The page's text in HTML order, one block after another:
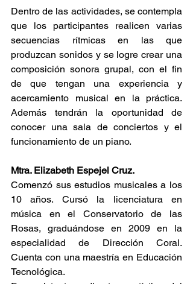
Dentro de las actividades, se contempla
que los participantes realicen varias
secuencias rítmicas en las que
produzcan sonidos y se logre crear una
composición sonora grupal, con el fin
de que tengan una experiencia y
acercamiento musical en la práctica.
Además tendrán la oportunidad de
conocer una sala de conciertos y el
funcionamiento de un piano.
Mtra. Elizabeth Espejel Cruz.
Comenzó sus estudios musicales a los
10 años. Cursó la licenciatura en
música en el Conservatorio de las
Rosas, graduándose en 2009 en la
especialidad de Dirección Coral.
Cuenta con una maestría en Educación
Tecnológica.